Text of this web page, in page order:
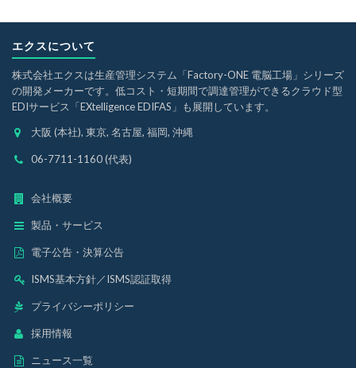
エクスについて
株式会社エクスは生産管理システム「Factory-ONE 電脳工場」シリーズ
の開発メーカーです。低コスト・短期間で調達管理ができるクラウド型
EDIサービス「EXtelligence EDIFAS」も展開しています。
大阪 (本社), 東京, 名古屋, 福岡, 沖縄
06-7711-1160 (代表)
会社概要
製品・サービス
電子公告・決算公告
ISMS基本方針／ISMS認証取得
プライバシーポリシー
採用情報
ニュース一覧